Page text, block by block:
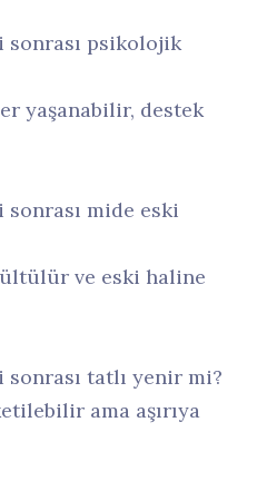
sonrası psikolojik
yaşanabilir, destek
mide eski
ve eski haline
tatlı yenir mi?
ama aşırıya